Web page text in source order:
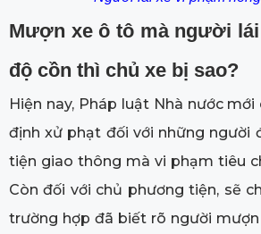
Mượn xe ô tô mà người
độ cồn thì chủ xe bị sao?
Hiện nay, Pháp luật Nhà nước
định xử phạt đối với những người
tiện giao thông mà vi phạm tiêu
Còn đối với chủ phương tiện, sẽ
trường hợp đã biết rõ người